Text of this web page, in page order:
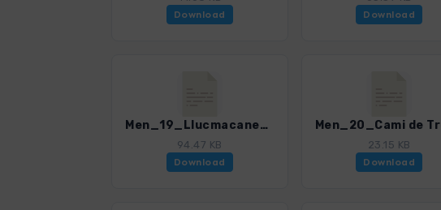
Download Download
Men_19_Llucmacanes-Binibequer-Sant Llius_0259_2.gpx
94.47 KB
Download
23.15 KB
Download